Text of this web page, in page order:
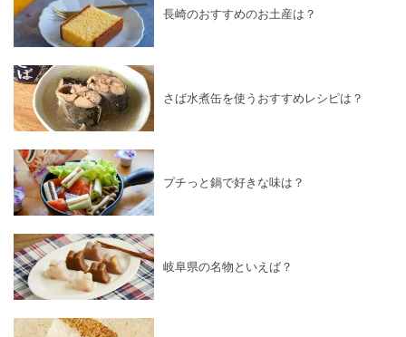
長崎のおすすめのお土産は？
さば水煮缶を使うおすすめレシピは？
プチっと鍋で好きな味は？
岐阜県の名物といえば？